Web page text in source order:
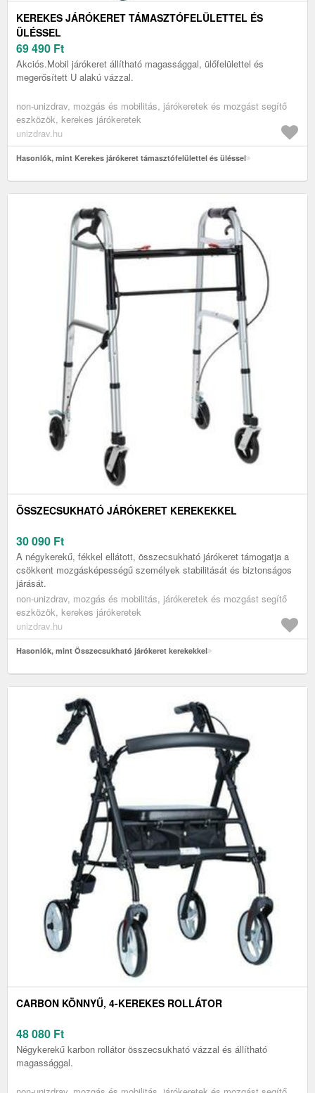
KEREKES JÁRÓKERET TÁMASZTÓFELÜLETTEL ÉS
ÜLÉSSEL
69 490 Ft
Akciós.Mobil járókeret állítható magassággal, ülőfelülettel és
megerősített U alakú vázzal.
non-unizdrav, mozgás és mobilitás, járókeretek és mozgást segítő
eszközök, kerekes járókeretek
unizdrav.hu
Hasonlók, mint Kerekes járókeret támasztófelülettel és üléssel
ÖSSZECSUKHATÓ JÁRÓKERET KEREKEKKEL
30 090 Ft
A négykerekű, fékkel ellátott, összecsukható járókeret támogatja a
csökkent mozgásképességű személyek stabilitását és biztonságos
járását.
non-unizdrav, mozgás és mobilitás, járókeretek és mozgást segítő
eszközök, kerekes járókeretek
unizdrav.hu
Hasonlók, mint Összecsukható járókeret kerekekkel
CARBON KÖNNYŰ, 4-KEREKES ROLLÁTOR
48 080 Ft
Négykerekű karbon rollátor összecsukható vázzal és állítható
magassággal.